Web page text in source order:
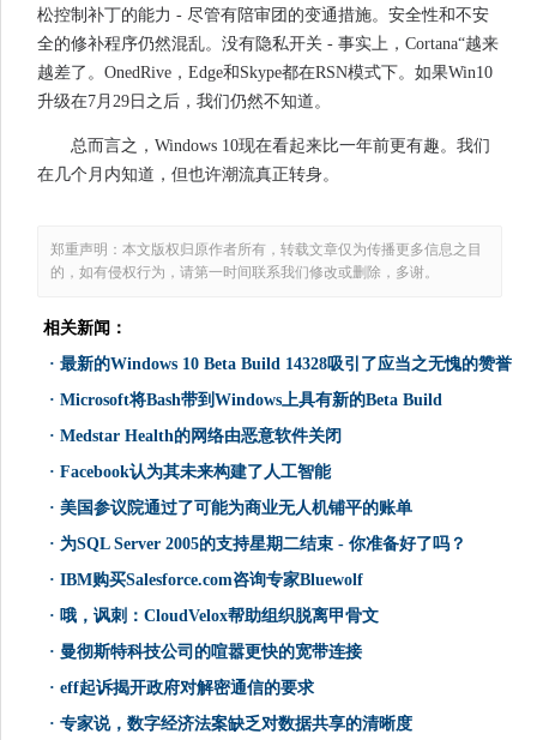
松控制补丁的能力 - 尽管有陪审团的变通措施。安全性和不安
全的修补程序仍然混乱。没有隐私开关 - 事实上，Cortana“越来
越差了。OnedRive，Edge和Skype都在RSN模式下。如果Win10
升级在7月29日之后，我们仍然不知道。
总而言之，Windows 10现在看起来比一年前更有趣。我们
在几个月内知道，但也许潮流真正转身。
郑重声明：本文版权归原作者所有，转载文章仅为传播更多信息之目
的，如有侵权行为，请第一时间联系我们修改或删除，多谢。
相关新闻：
· 最新的Windows 10 Beta Build 14328吸引了应当之无愧的赞誉
· Microsoft将Bash带到Windows上具有新的Beta Build
· Medstar Health的网络由恶意软件关闭
· Facebook认为其未来构建了人工智能
· 美国参议院通过了可能为商业无人机铺平的账单
· 为SQL Server 2005的支持星期二结束 - 你准备好了吗？
· IBM购买Salesforce.com咨询专家Bluewolf
· 哦，讽刺：CloudVelox帮助组织脱离甲骨文
· 曼彻斯特科技公司的喧嚣更快的宽带连接
· eff起诉揭开政府对解密通信的要求
· 专家说，数字经济法案缺乏对数据共享的清晰度